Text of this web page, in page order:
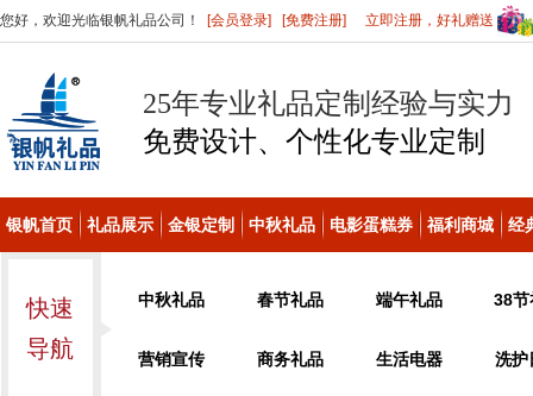
您好，欢迎光临银帆礼品公司！ [会员登录] [免费注册] 立即注册，好礼赠送
25年专业礼品定制经验与实力
免费设计、个性化专业定制
银帆首页 礼品展示 金银定制 中秋礼品 电影蛋糕券 福利商城 经
快速
导航
中秋礼品 春节礼品 端午礼品 38节
营销宣传 商务礼品 生活电器 洗护